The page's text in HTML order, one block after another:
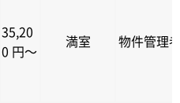
35,20
0 円～
満室 物件管理